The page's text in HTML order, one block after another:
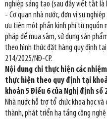
nghiệp sáng tạo (sau đây viết tắt là
- Cơ quan nhà nước, đơn vị sự
ưu tiên một phần kinh phí từ nguồn
pháp để mua sắm, sử dụng sản
theo hình thức đặt hàng quy định tại
214/2025/NĐ-CP.
Nội dung chi thực hiện các
thực hiện theo quy định tại
khoản 5 Điều 6 của Nghị định số
Nhà nước hỗ trợ tổ chức khoa học
thành, phát triển hạ tầng công